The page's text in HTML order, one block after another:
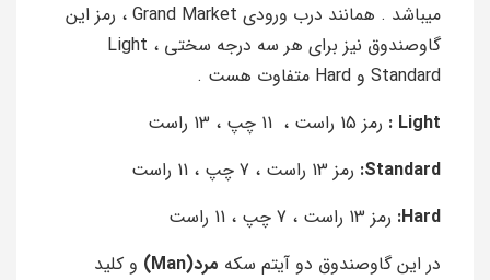
میباشد . همانند درب ورودی Grand Market ، رمز این
گاوصندوق نیز برای هر سه درجه سختی Light ،
Standard و Hard متفاوت هست .
Light :
رمز 15 راست ، 11 چپ ، 13 راست
Standard: رمز 13 راست ، 7 چپ ، 11 راست
Hard: رمز 13 راست ، 7 چپ ، 11 راست
در این گاوصندوق دو آیتم سکه مرد(Man)
و کلید